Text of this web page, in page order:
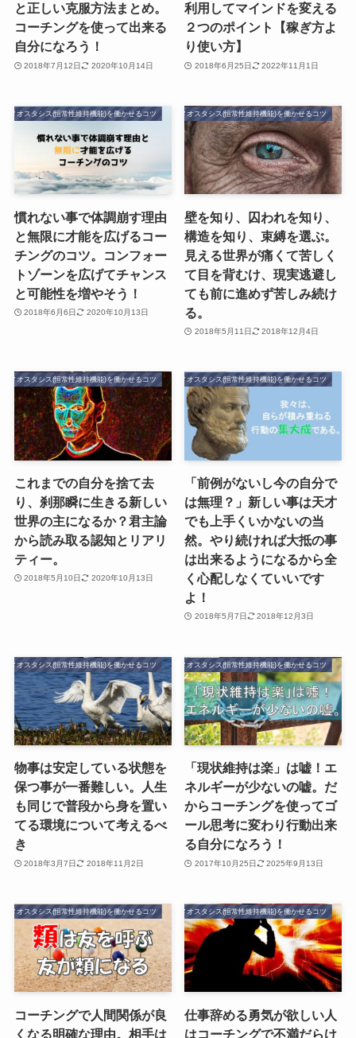
と正しい克服方法まとめ。
コーチングを使って出来る
自分になろう！
2018年7月12日 2020年10月14日
利用してマインドを変える
２つのポイント【稼ぎ方よ
り使い方】
2018年6月25日 2022年11月1日
ホメオスタシス(恒常性維持機能)を働かせるコツ
慣れない事で体調崩す理由
と無限に才能を広げるコー
チングのコツ。コンフォー
トゾーンを広げてチャンス
と可能性を増やそう！
2018年6月6日 2020年10月13日
ホメオスタシス(恒常性維持機能)を働かせるコツ
壁を知り、囚われを知り、
構造を知り、束縛を選ぶ。
見える世界が痛くて苦しく
て目を背むけ、現実逃避し
ても前に進めず苦しみ続け
る。
2018年5月11日 2018年12月4日
ホメオスタシス(恒常性維持機能)を働かせるコツ
これまでの自分を捨て去
り、刹那瞬に生きる新しい
世界の主になるか？君主論
から読み取る認知とリアリ
ティー。
2018年5月10日 2020年10月13日
ホメオスタシス(恒常性維持機能)を働かせるコツ
「前例がないし今の自分で
は無理？」新しい事は天才
でも上手くいかないの当
然。やり続ければ大抵の事
は出来るようになるから全
く心配しなくていいです
よ！
2018年5月7日 2018年12月3日
ホメオスタシス(恒常性維持機能)を働かせるコツ
物事は安定している状態を
保つ事が一番難しい。人生
も同じで普段から身を置い
てる環境について考えるべ
き
2018年3月7日 2018年11月2日
ホメオスタシス(恒常性維持機能)を働かせるコツ
「現状維持は楽」は嘘！エ
ネルギーが少ないの嘘。だ
からコーチングを使ってゴ
ール思考に変わり行動出来
る自分になろう！
2017年10月25日 2025年9月13日
ホメオスタシス(恒常性維持機能)を働かせるコツ
コーチングで人間関係が良
くなる明確な理由。相手は
ホメオスタシス(恒常性維持機能)を働かせるコツ
仕事辞める勇気が欲しい人
はコーチングで不満だらけ